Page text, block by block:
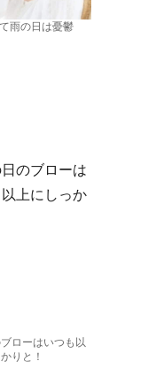
雨の日は憂鬱
ローはいつも以
りと！